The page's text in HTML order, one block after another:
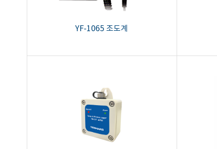
YF-1065 조도계